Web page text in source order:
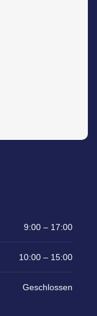
9:00 – 17:00
10:00 – 15:00
Geschlossen